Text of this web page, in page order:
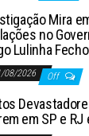
Mira
no
Lulinha
08/2026 Off
em SP e RJ